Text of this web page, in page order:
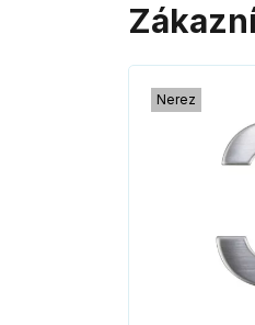
Nerez